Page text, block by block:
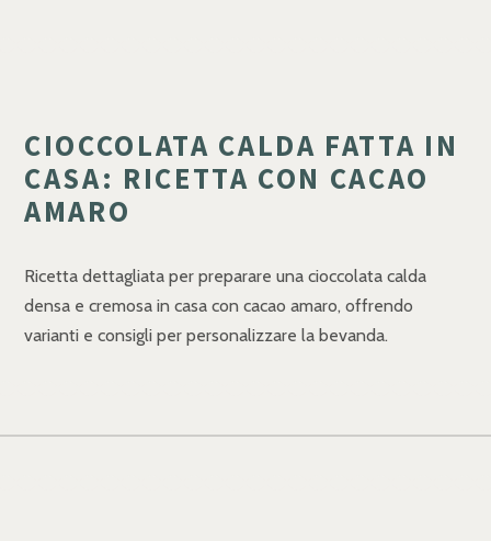
CIOCCOLATA CALDA FATTA IN
CASA: RICETTA CON CACAO
AMARO
Ricetta dettagliata per preparare una cioccolata calda
densa e cremosa in casa con cacao amaro, offrendo
varianti e consigli per personalizzare la bevanda.